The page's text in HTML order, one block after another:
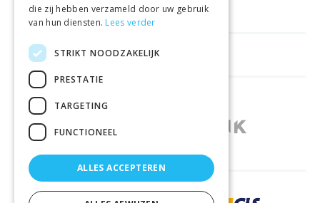
LAAGSTEPRIJSGARANTIE
HANDIGE LINKS
WINKELS IN ANDERE LANDEN
die zij hebben verzameld door uw gebruik
van hun diensten. Lees verder
STRIKT NOODZAKELIJK
PRESTATIE
TARGETING
FUNCTIONEEL
ALLES ACCEPTEREN